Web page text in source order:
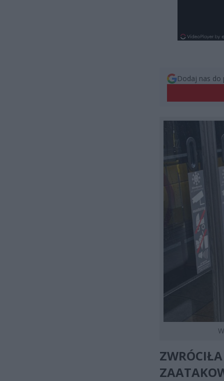
Dodaj nas do